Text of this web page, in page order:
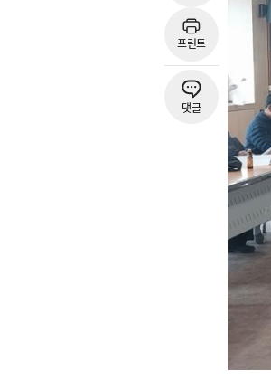
프린트
댓글